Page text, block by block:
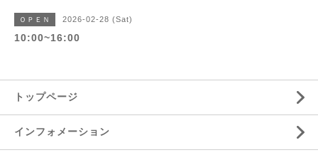
ＯＰＥＮ 2026-02-28 (Sat)
10:00~16:00
トップページ
インフォメーション